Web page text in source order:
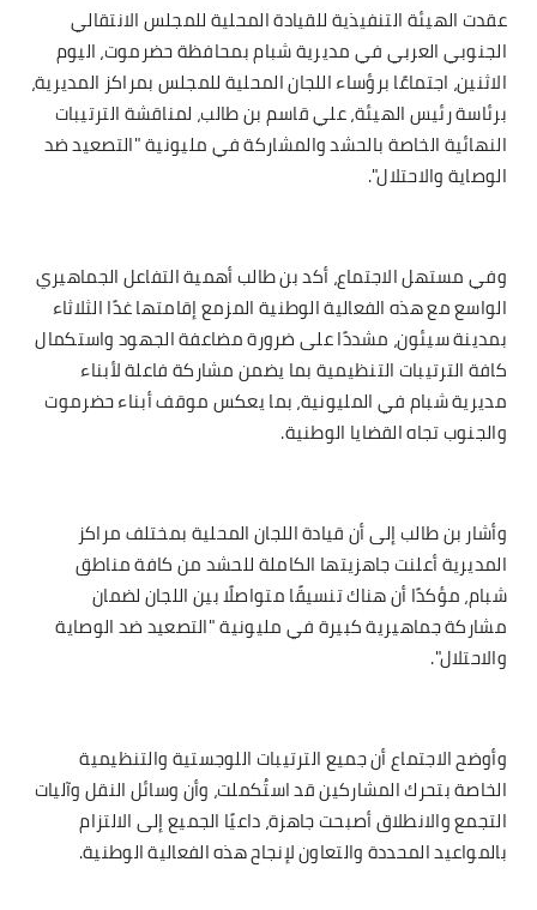
عقدت الهيئة التنفيذية للقيادة المحلية للمجلس الانتقالي
الجنوبي العربي في مديرية شبام بمحافظة حضرموت، اليوم
الاثنين، اجتماعًا برؤساء اللجان المحلية للمجلس بمراكز المديرية،
برئاسة رئيس الهيئة، علي قاسم بن طالب، لمناقشة الترتيبات
النهائية الخاصة بالحشد والمشاركة في مليونية "التصعيد ضد
الوصاية والاحتلال".
وفي مستهل الاجتماع، أكد بن طالب أهمية التفاعل الجماهيري
الواسع مع هذه الفعالية الوطنية المزمع إقامتها غدًا الثلاثاء
بمدينة سيئون، مشددًا على ضرورة مضاعفة الجهود واستكمال
كافة الترتيبات التنظيمية بما يضمن مشاركة فاعلة لأبناء
مديرية شبام في المليونية، بما يعكس موقف أبناء حضرموت
والجنوب تجاه القضايا الوطنية.
وأشار بن طالب إلى أن قيادة اللجان المحلية بمختلف مراكز
المديرية أعلنت جاهزيتها الكاملة للحشد من كافة مناطق
شبام، مؤكدًا أن هناك تنسيقًا متواصلًا بين اللجان لضمان
مشاركة جماهيرية كبيرة في مليونية "التصعيد ضد الوصاية
والاحتلال".
وأوضح الاجتماع أن جميع الترتيبات اللوجستية والتنظيمية
الخاصة بتحرك المشاركين قد استُكملت، وأن وسائل النقل وآليات
التجمع والانطلاق أصبحت جاهزة، داعيًا الجميع إلى الالتزام
بالمواعيد المحددة والتعاون لإنجاح هذه الفعالية الوطنية.